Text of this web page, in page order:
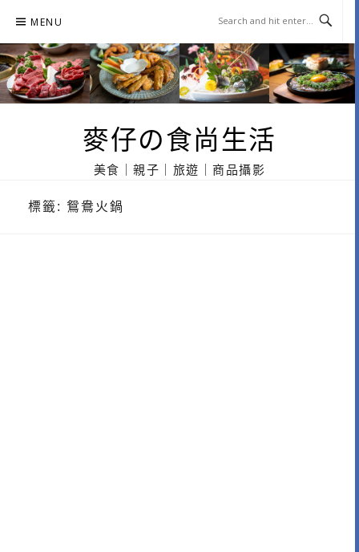
content
MENU
麥仔の食尚生活
美食｜親子｜旅遊｜商品攝影
標籤: 鴛鴦火鍋